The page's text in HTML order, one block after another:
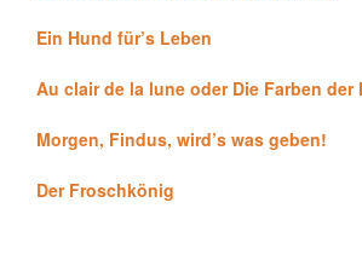
Ein Hund für’s Leben
Au clair de la lune oder Die Farben der
Morgen, Findus, wird’s was geben!
Der Froschkönig